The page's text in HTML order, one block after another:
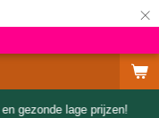
×
gezonde lage prijzen!